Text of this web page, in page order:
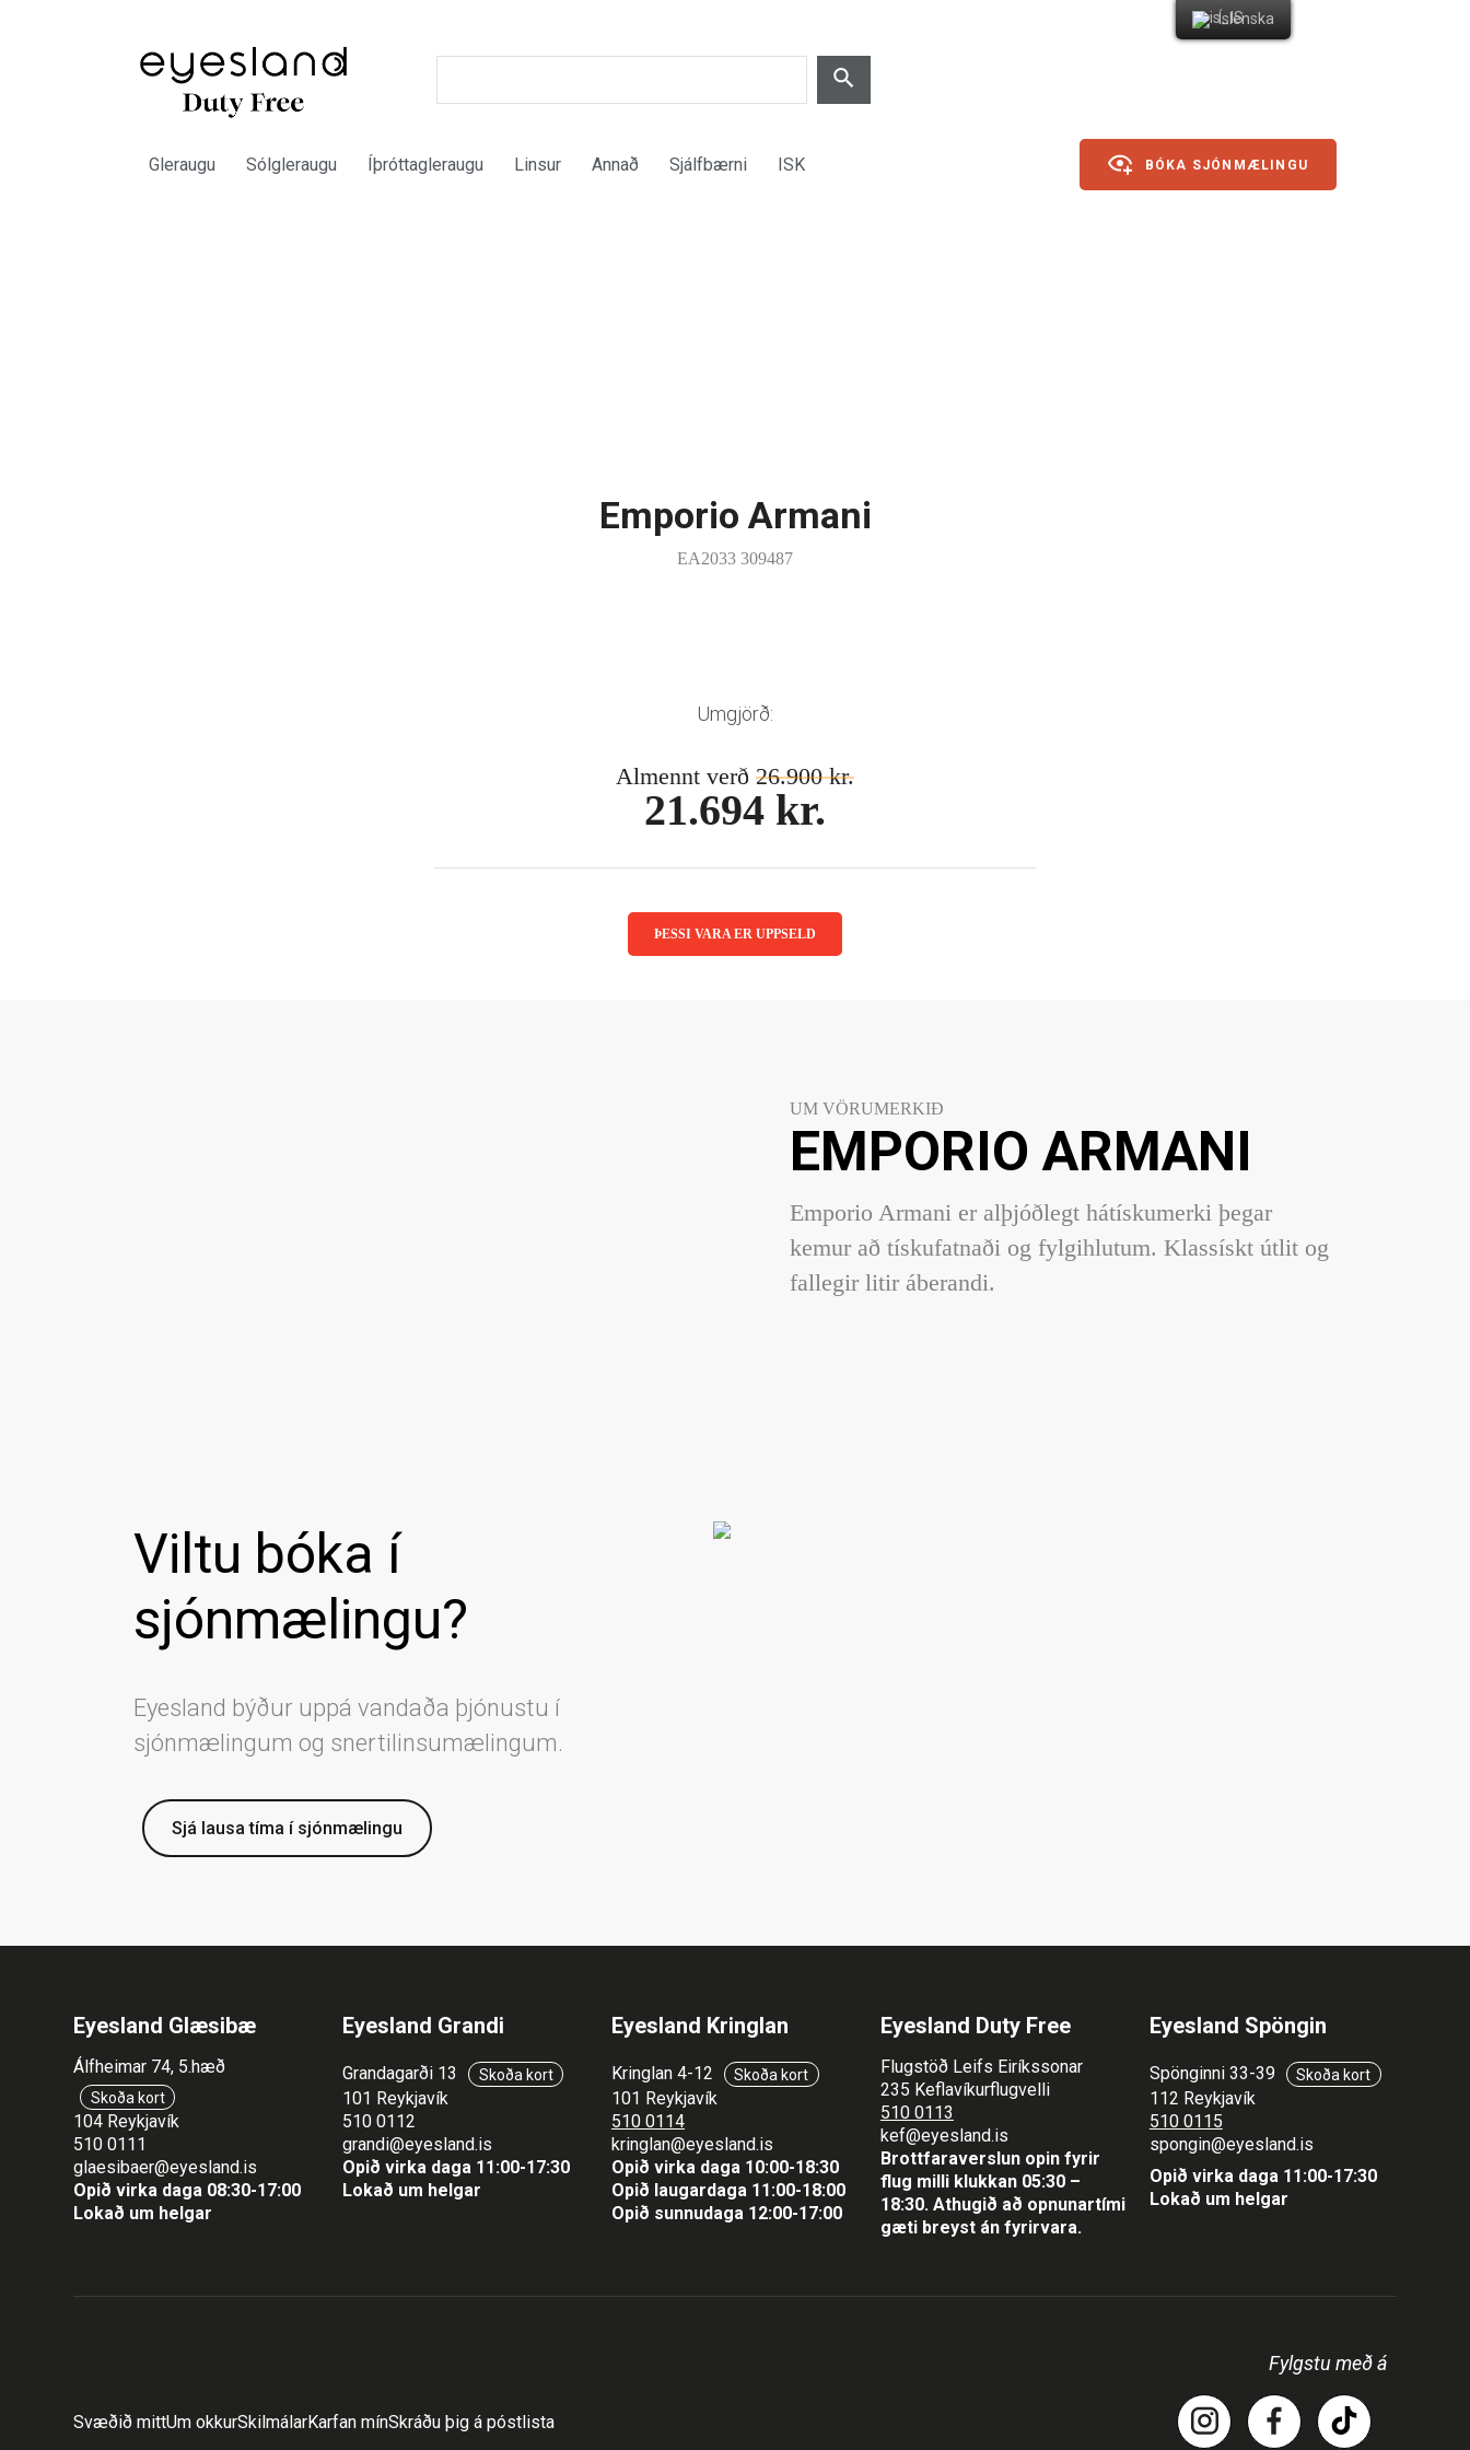
Gleraugu Sólgleraugu Íþróttagleraugu Linsur Annað Sjálfbærni ISK BÓKA SJÓNMÆLINGU
Emporio Armani
EA2033 309487
Umgjörð:
Almennt verð 26.900 kr.
21.694 kr.
ÞESSI VARA ER UPPSELD
UM VÖRUMERKIÐ
EMPORIO ARMANI
Emporio Armani er alþjóðlegt hátískumerki þegar
kemur að tískufatnaði og fylgihlutum. Klassískt útlit og
fallegir litir áberandi.
Viltu bóka í
sjónmælingu?
Eyesland býður uppá vandaða þjónustu í
sjónmælingum og snertilinsumælingum.
Sjá lausa tíma í sjónmælingu
Eyesland Glæsibæ
Álfheimar 74, 5.hæð
Skoða kort
104 Reykjavík
510 0111
glaesibaer@eyesland.is
Opið virka daga 08:30-17:00
Lokað um helgar
Eyesland Grandi
Grandagarði 13 Skoða kort
101 Reykjavík
510 0112
grandi@eyesland.is
Opið virka daga 11 :00-17:30
Lokað um helgar
Eyesland Kringlan
Kringlan 4-12 Skoða kort
101 Reykjavík
510 0114
kringlan@eyesland.is
Opið virka daga 10:00-18:30
Opið laugardaga 11:00-18:00
Opið sunnudaga 12:00-17:00
Eyesland Duty Free
Flugstöð Leifs Eiríkssonar
235 Keflavíkurflugvelli
510 0113
kef@eyesland.is
Brottfaraverslun opin fyrir
flug milli klukkan 05:30 –
18:30. Athugið að opnunartími
gæti breyst án fyrirvara.
Eyesland Spöngin
Spönginni 33-39 Skoða kort
112 Reykjavík
510 0115
spongin@eyesland.is
Opið virka daga 11:00-17:30
Lokað um helgar
Svæðið mittUm okkurSkilmálarKarfan mínSkráðu þig á póstlista
Fylgstu með á
Íslenska